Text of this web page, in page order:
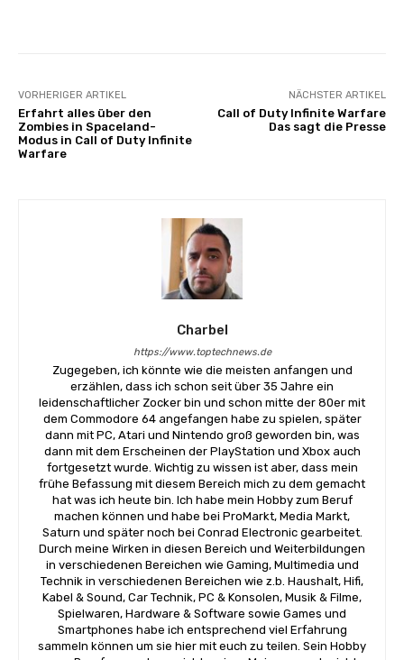
VORHERIGER ARTIKEL
Erfahrt alles über den
Zombies in Spaceland-
Modus in Call of Duty Infinite
Warfare
NÄCHSTER ARTIKEL
Call of Duty Infinite Warfare
Das sagt die Presse
Charbel
https://www.toptechnews.de
Zugegeben, ich könnte wie die meisten anfangen und
erzählen, dass ich schon seit über 35 Jahre ein
leidenschaftlicher Zocker bin und schon mitte der 80er mit
dem Commodore 64 angefangen habe zu spielen, später
dann mit PC, Atari und Nintendo groß geworden bin, was
dann mit dem Erscheinen der PlayStation und Xbox auch
fortgesetzt wurde. Wichtig zu wissen ist aber, dass mein
frühe Befassung mit diesem Bereich mich zu dem gemacht
hat was ich heute bin. Ich habe mein Hobby zum Beruf
machen können und habe bei ProMarkt, Media Markt,
Saturn und später noch bei Conrad Electronic gearbeitet.
Durch meine Wirken in diesen Bereich und Weiterbildungen
in verschiedenen Bereichen wie Gaming, Multimedia und
Technik in verschiedenen Bereichen wie z.b. Haushalt, Hifi,
Kabel & Sound, Car Technik, PC & Konsolen, Musik & Filme,
Spielwaren, Hardware & Software sowie Games und
Smartphones habe ich entsprechend viel Erfahrung
sammeln können um sie hier mit euch zu teilen. Sein Hobby